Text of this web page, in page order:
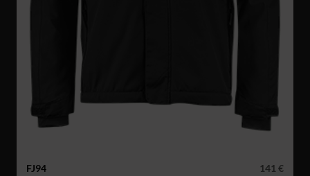
FJ94
141 €